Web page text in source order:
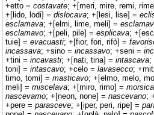
+etto = costavate; +[meri, mire, remi,
+[lido, lodi] = dislocava; +[lesi, lise] =
esclamava; +[elmi, lime, meli] =
esclamavo; +[peli, pile] = esplicava;
tuie] = evacuasti; +[fior, fori, rifò] =
incassava; +sino = incassavo; +seni =
+tini = incavasti; +[nati, tina] = intascava;
toni] = intascavo; +celo = lavasecco;
timo, tomi] = masticavo; +[elmo, melo,
meli] = miscelava; +[miro, rimo] =
nascevamo; +[neon, none] = nascevano;
+pere = parasceve; +[iper, peri, ripe] =